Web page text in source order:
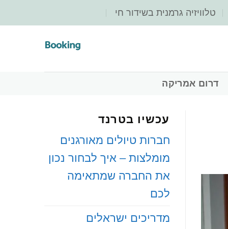
‏טלוויזיה גרמנית בשידור חי
‏דרום אמריקה
עכשיו בטרנד
חברות טיולים מאורגנים
מומלצות – איך לבחור נכון
את החברה שמתאימה
לכם
מדריכים ישראלים